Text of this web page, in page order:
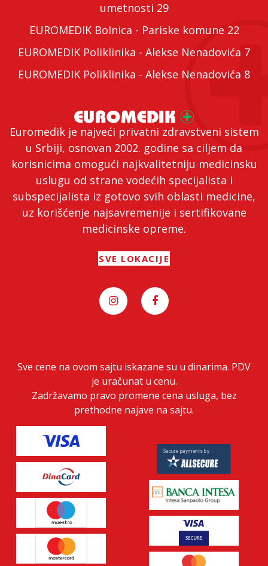
Euromedik je najveći privatni zdravstveni sistem
u Srbiji, osnovan 2002. godine sa ciljem da
korisnicima omogući najkvalitetniju medicinsku
uslugu od strane vodećih specijalista i
subspecijalista iz gotovo svih oblasti medicine,
uz korišćenje najsavremenije i sertifikovane
medicinske opreme.
SVE LOKACIJE
umetnosti 29
EUROMEDIK Bolnica - Pariske komune 22
EUROMEDIK Poliklinika - Alekse Nenadovića 7
EUROMEDIK Poliklinika - Alekse Nenadovića 8
Sve cene na ovom sajtu iskazane su u dinarima. PDV
je uračunat u cenu.
Zadržavamo pravo promene cena usluga, bez
prethodne najave na sajtu.